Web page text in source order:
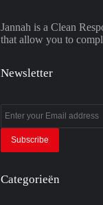
Jannah is a Clean
that allow you to
Newsletter
your
Email
address
Categorieën